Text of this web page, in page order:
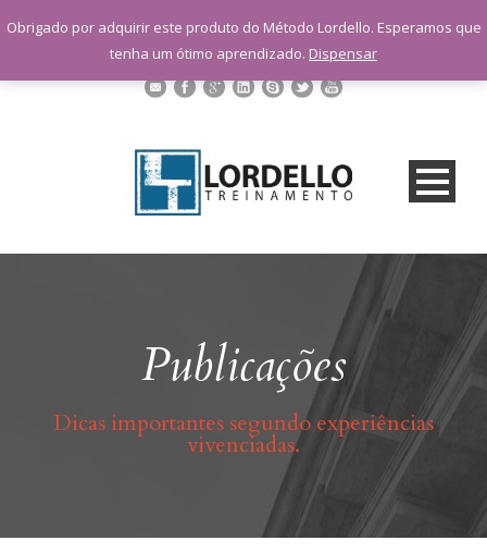
sac@lordellotreinamento.com.br
+55 11 9 1398-3091
Publicações
Dicas importantes segundo experiências
vivenciadas.
Obrigado por adquirir este produto do Método Lordello. Esperamos que
tenha um ótimo aprendizado. Dispensar